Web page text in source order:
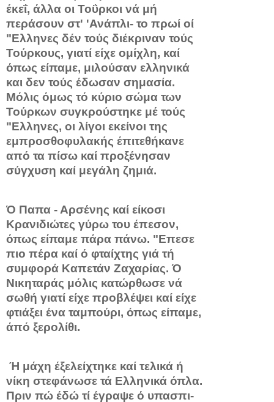
έκεΐ, άλλα οι Τοΰρκοι νά μή
περάσουν στ' 'Ανάπλι- το πρωί οί
"Ελληνες δέν τούς διέκριναν τούς
Τούρκους, γιατί είχε ομίχλη, καί
όπως είπαμε, μιλούσαν ελληνικά
και δεν τούς έδωσαν ση­μασία.
Μόλις όμως τό κύριο σώμα των
Τούρκων συγκρούστηκε μέ τούς
"Ελληνες, οι λίγοι εκείνοι της
εμπροσθοφυλακής έπιτεθήκανε
από τα πίσω καί προξένησαν
σύγχυση καί μεγάλη ζημιά.
Ό Παπα - Αρσένης καί είκοσι
Κρανιδιώτες γύρω του έπεσον,
όπως είπαμε πάρα πάνω. "Επεσε
πιο πέρα καί ό φταίχτης γιά τή
συμφορά Καπετάν Ζαχαρίας. Ό
Νικηταράς μόλις κατώρθωσε νά
σωθή γιατί είχε προβλέψει καί είχε
φτιάξει ένα ταμπούρι, όπως είπαμε,
άπό ξερολίθι.
Ή μάχη έξελείχτηκε καί τελικά ή
νίκη στεφάνωσε τά Ελληνικά όπλα.
Πριν πώ έδώ τί έγραψε ό υπασπι­